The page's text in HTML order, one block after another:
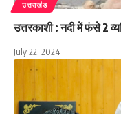
उत्तराखंड
उत्तरकाशी : नदी में फंसे 2
July 22, 2024